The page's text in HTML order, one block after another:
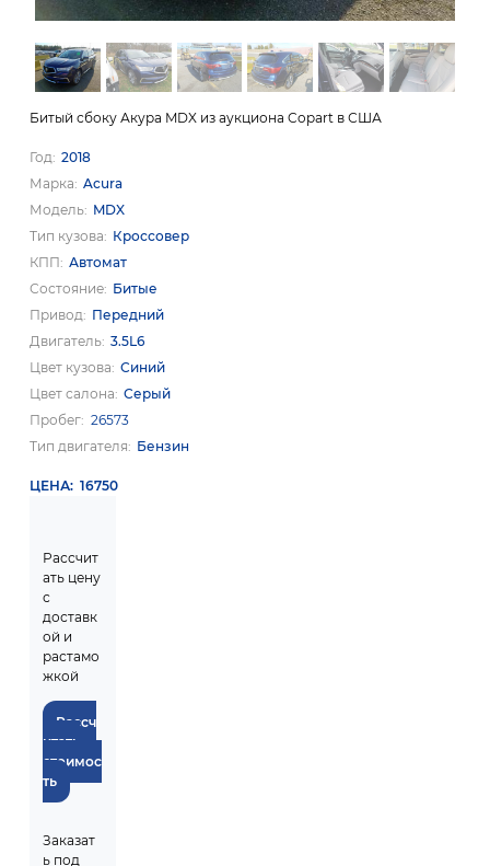
Битый сбоку Акура MDX из аукциона Copart в США
Год 2018
Марка Acura
Модель MDX
Тип кузова
Кроссовер
КПП Автомат
Состояние Битые
Привод
Передний
Двигатель 3.5L6
Цвет кузова Синий
Цвет салона Серый
Пробег 26573
Тип двигателя
Бензин
ЦЕНА 16750
Рассчит
ать цену
с
доставк
ой и
растамо
жкой
Рассч
итать
стоимос
ть
Заказат
ь под